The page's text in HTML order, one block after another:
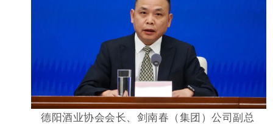
德阳酒业协会会长、剑南春（集团）公司副总